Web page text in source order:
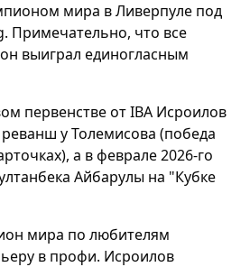
мира в Ливерпуле под
Примечательно, что все
выиграл единогласным
первенстве от IBA Исроилов
у Толемисова (победа
а в феврале 2026-го
Айбарулы на "Кубке
мира по любителям
в профи. Исроилов